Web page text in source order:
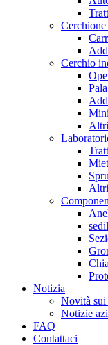
Cerchio
Notizia
Novità sui
Notizie
FAQ
Contattaci